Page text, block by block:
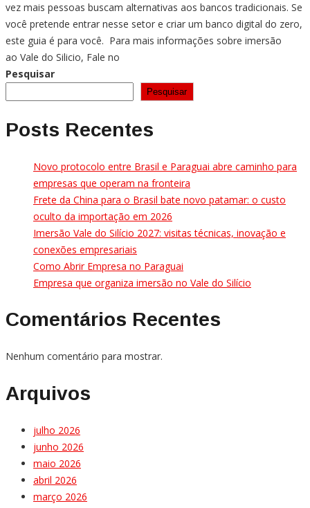
vez mais pessoas buscam alternativas aos bancos tradicionais. Se
você pretende entrar nesse setor e criar um banco digital do zero,
este guia é para você. Para mais informações sobre imersão
ao Vale do Silicio, Fale no
Pesquisar
Pesquisar
Posts Recentes
Novo protocolo entre Brasil e Paraguai abre caminho para
empresas que operam na fronteira
Frete da China para o Brasil bate novo patamar: o custo
oculto da importação em 2026
Imersão Vale do Silício 2027: visitas técnicas, inovação e
conexões empresariais
Como Abrir Empresa no Paraguai
Empresa que organiza imersão no Vale do Silício
Comentários Recentes
Nenhum comentário para mostrar.
Arquivos
julho 2026
junho 2026
maio 2026
abril 2026
março 2026